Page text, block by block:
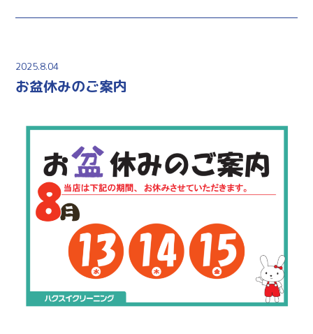
2025.8.04
お盆休みのご案内